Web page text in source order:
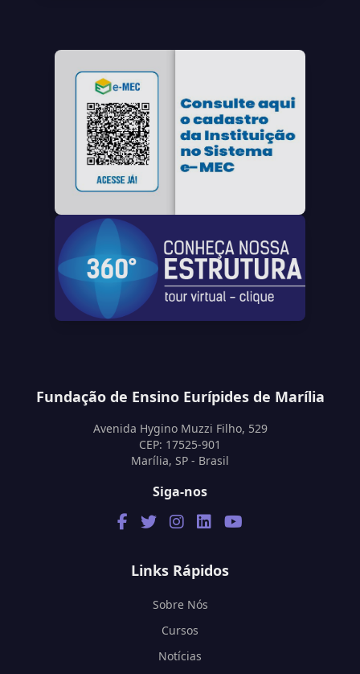
Fundação de Ensino Eurípides de Marília
Avenida Hygino Muzzi Filho, 529
CEP: 17525-901
Marília, SP - Brasil
Siga-nos
Links Rápidos
Sobre Nós
Cursos
Notícias